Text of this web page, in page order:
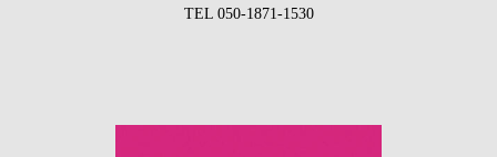
TEL 050-1871-1530